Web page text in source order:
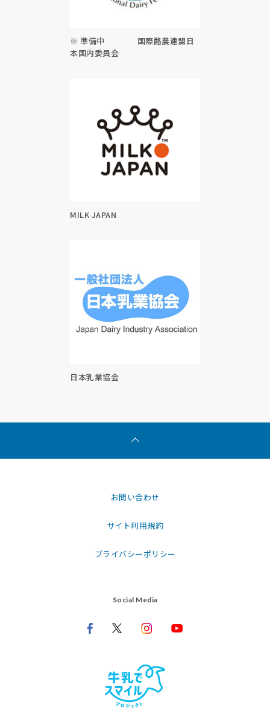
※ 準備中 国際酪農連盟日
本国内委員会
MILK JAPAN
日本乳業協会
お問い合わせ
サイト利用規約
プライバシーポリシー
Social Media